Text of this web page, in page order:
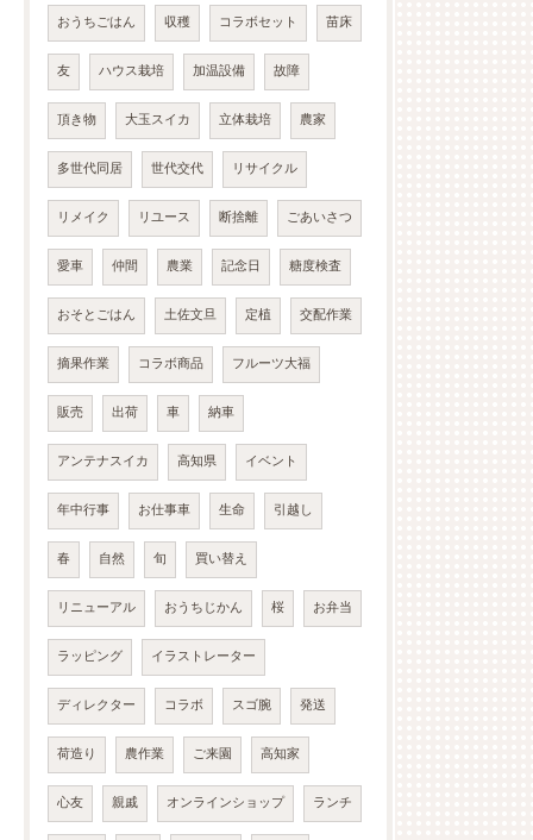
おうちごはん 収穫 コラボセット 苗床
友 ハウス栽培 加温設備 故障
頂き物 大玉スイカ 立体栽培 農家
多世代同居 世代交代 リサイクル
リメイク リユース 断捨離 ごあいさつ
愛車 仲間 農業 記念日 糖度検査
おそとごはん 土佐文旦 定植 交配作業
摘果作業 コラボ商品 フルーツ大福
販売 出荷 車 納車
アンテナスイカ 高知県 イベント
年中行事 お仕事車 生命 引越し
春 自然 旬 買い替え
リニューアル おうちじかん 桜 お弁当
ラッピング イラストレーター
ディレクター コラボ スゴ腕 発送
荷造り 農作業 ご来園 高知家
心友 親戚 オンラインショップ ランチ